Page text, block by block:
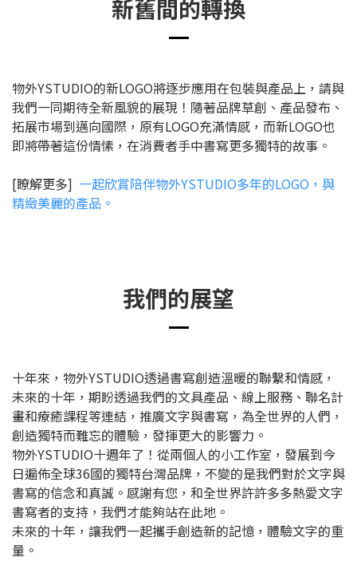
新舊間的轉換
物外YSTUDIO的新LOGO將逐步應用在包裝與產品上，請與
我們一同期待全新風貌的展現！隨著品牌草創、產品發布、
拓展市場到邁向國際，原有LOGO充滿情感，而新LOGO也
即將帶著這份情愫，在消費者手中書寫更多獨特的故事。
[瞭解更多] 一起欣賞陪伴物外YSTUDIO多年的LOGO，與
精緻美麗的產品。
我們的展望
十年來，物外YSTUDIO透過書寫創造溫暖的聯繫和情感，
未來的十年，期盼透過我們的文具產品、線上服務、聯名計
畫和療癒課程等連結，推廣文字與書寫，為全世界的人們，
創造獨特而難忘的體驗，發揮更大的影響力。
物外YSTUDIO十週年了！從兩個人的小工作室，發展到今
日遍佈全球36國的獨特台灣品牌，不變的是我們對於文字與
書寫的信念和真誠。感謝有您，和全世界許許多多熱愛文字
書寫者的支持，我們才能夠站在此地。
未來的十年，讓我們一起攜手創造新的記憶，體驗文字的重
量。